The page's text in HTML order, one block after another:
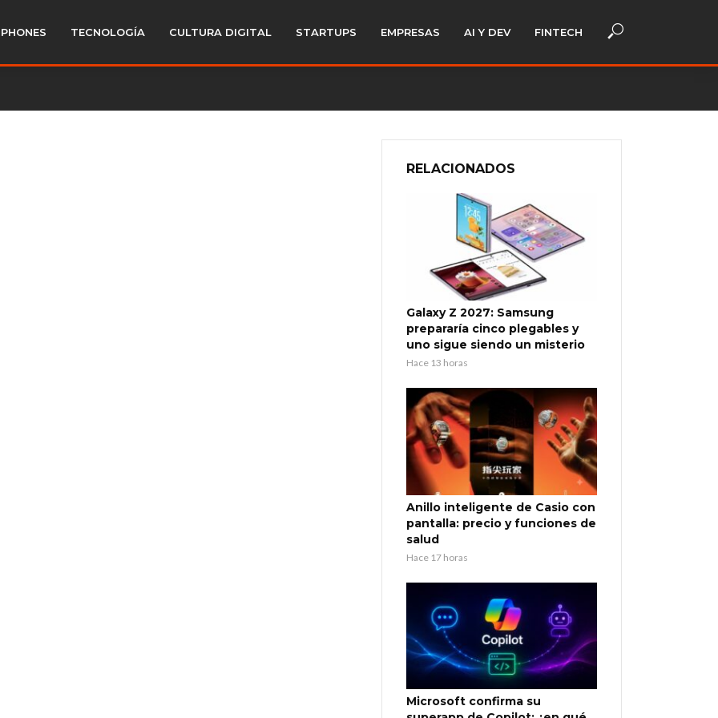
TECNOLOGÍA CULTURA DIGITAL STARTUPS EMPRESAS AI Y DEV FINTECH
RELACIONADOS
Galaxy Z 2027: Samsung
prepararía cinco plegables y
uno sigue siendo un misterio
Hace 13 horas
Anillo inteligente de Casio con
pantalla: precio y funciones de
salud
Hace 17 horas
Microsoft confirma su